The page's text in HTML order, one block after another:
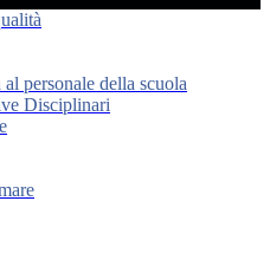
personale della scuola
Disciplinari